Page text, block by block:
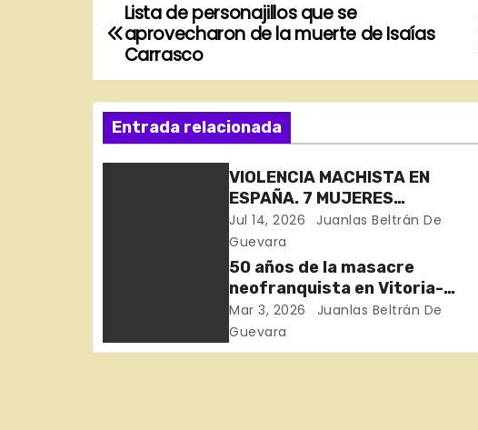
N
v
e
g
n
Lista de personajillos que se
aprovecharon de la muerte de Isaías
Carrasco
Entrada relacionada
VIOLENCIA MACHISTA EN
ESPAÑA. 7 MUJERES
ASESINADAS EN 11 DÍAS
Jul 14, 2026
Juanlas Beltrán De
Guevara
50 años de la masacre
neofranquista en Vitoria-
Gasteiz
Mar 3, 2026
Juanlas Beltrán De
Guevara